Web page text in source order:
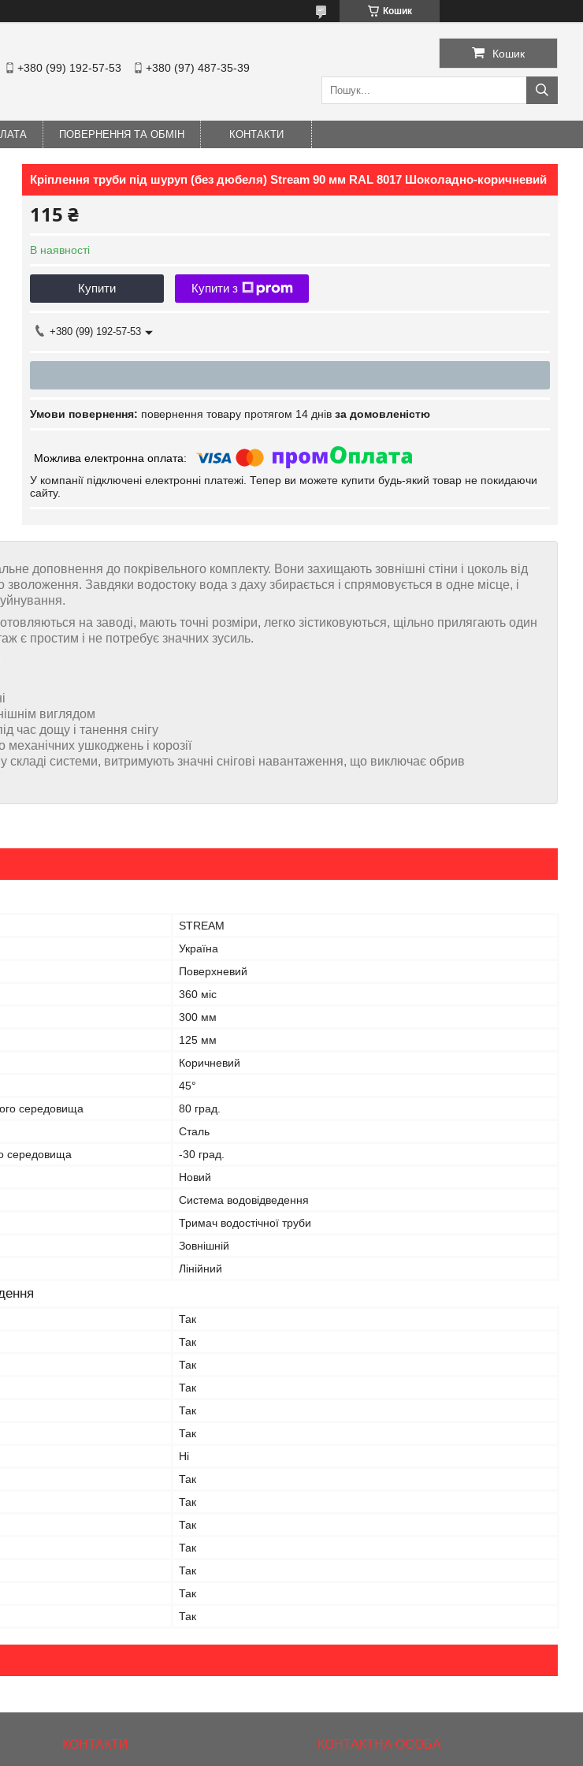
Кошик
+380 (99) 192-57-53 +380 (97) 487-35-39
Кошик
ПОВЕРНЕННЯ ТА ОБМІН КОНТАКТИ
Кріплення труби під шуруп (без дюбеля) Stream 90 мм RAL 8017 Шоколадно-коричневий
115 ₴
В наявності
Купити Купити з
+380 (99) 192-57-53
повернення товару протягом 14 днів за домовленістю
У компанії підключені електронні платежі. Тепер ви можете купити будь-який товар не покидаючи
сайту.
доповнення до покрівельного комплекту. Вони захищають зовнішні стіни і цоколь від
Завдяки водостоку вода з даху збирається і спрямовується в одне місце, і
на заводі, мають точні розміри, легко зістиковуються, щільно прилягають один
є простим і не потребує значних зусиль.
виглядом
час дощу і танення снігу
механічних ушкоджень і корозії
складі системи, витримують значні снігові навантаження, що виключає обрив
STREAM
Україна
Поверхневий
360 міс
300 мм
125 мм
Коричневий
45°
середовища
80 град.
Сталь
середовища
-30 град.
Новий
Система водовідведення
Тримач водостічної труби
Зовнішній
Лінійний
Так
Так
Так
Так
Так
Так
Ні
Так
Так
Так
Так
Так
Так
Так